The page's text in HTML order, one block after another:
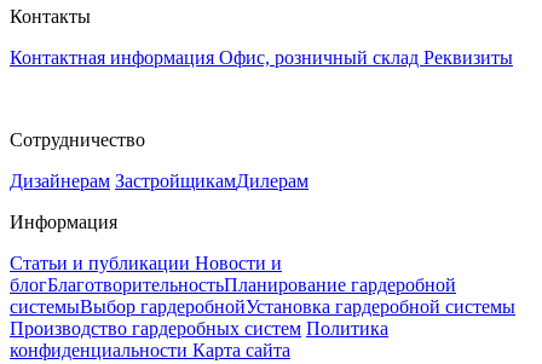
Контакты
Контактная информация Офис, розничный склад Реквизиты
Сотрудничество
Дизайнерам ЗастройщикамДилерам
Информация
Статьи и публикации Новости и
блогБлаготворительностьПланирование гардеробной
системыВыбор гардеробнойУстановка гардеробной системы
Производство гардеробных систем Политика
конфиденциальности Карта сайта